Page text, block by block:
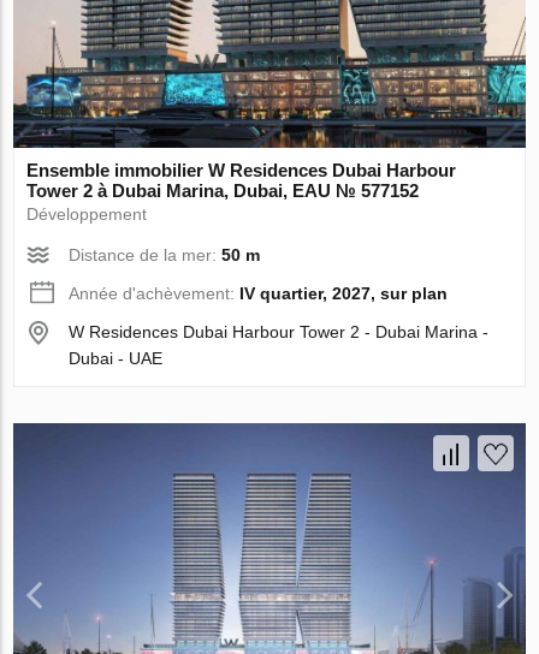
Ensemble immobilier W Residences Dubai Harbour
Tower 2 à Dubai Marina, Dubai, EAU № 577152
Développement
Distance de la mer:50 m
Année d'achèvement: IV quartier, 2027, sur plan
W Residences Dubai Harbour Tower 2 - Dubai Marina -
Dubai - UAE